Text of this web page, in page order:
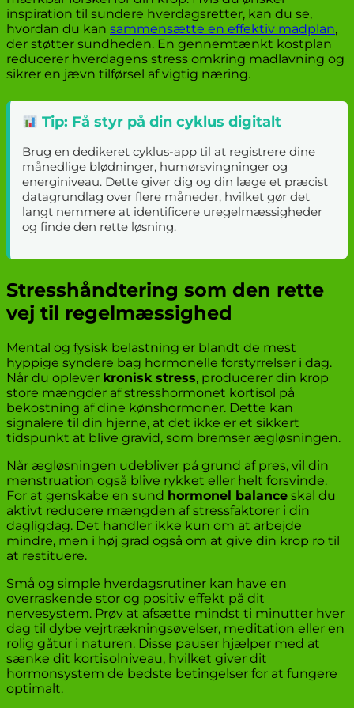
inspiration til sundere hverdagsretter, kan du se,
hvordan du kan sammensætte en effektiv madplan,
der støtter sundheden. En gennemtænkt kostplan
reducerer hverdagens stress omkring madlavning og
sikrer en jævn tilførsel af vigtig næring.
Tip: Få styr på din cyklus digitalt
Brug en dedikeret cyklus-app til at registrere dine
månedlige blødninger, humørsvingninger og
energiniveau. Dette giver dig og din læge et præcist
datagrundlag over flere måneder, hvilket gør det
langt nemmere at identificere uregelmæssigheder
og finde den rette løsning.
Stresshåndtering som den rette
vej til regelmæssighed
Mental og fysisk belastning er blandt de mest
hyppige syndere bag hormonelle forstyrrelser i dag.
Når du oplever kronisk stress, producerer din krop
store mængder af stresshormonet kortisol på
bekostning af dine kønshormoner. Dette kan
signalere til din hjerne, at det ikke er et sikkert
tidspunkt at blive gravid, som bremser ægløsningen.
Når ægløsningen udebliver på grund af pres, vil din
menstruation også blive rykket eller helt forsvinde.
For at genskabe en sund hormonel balance skal du
aktivt reducere mængden af stressfaktorer i din
dagligdag. Det handler ikke kun om at arbejde
mindre, men i høj grad også om at give din krop ro til
at restituere.
Små og simple hverdagsrutiner kan have en
overraskende stor og positiv effekt på dit
nervesystem. Prøv at afsætte mindst ti minutter hver
dag til dybe vejrtrækningsøvelser, meditation eller en
rolig gåtur i naturen. Disse pauser hjælper med at
sænke dit kortisolniveau, hvilket giver dit
hormonsystem de bedste betingelser for at fungere
optimalt.